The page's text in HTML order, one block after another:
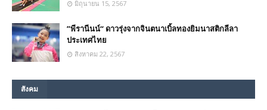
มิถุนายน 15, 2567
”พีรานีนน์“​ ดาวรุ่งจากจินตนาเบิ้ลทองยิมนาสติกลีลา
ประเทศไทย
สิงหาคม 22, 2567
สังคม